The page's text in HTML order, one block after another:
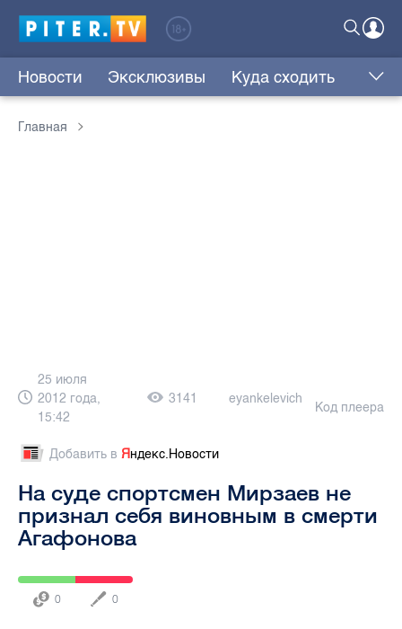
Новости Эксклюзивы Куда сходить
Главная
25 июля
2012 года,
15:42
3141 eyankelevich
Код плеера
Добавить в Яндекс.Новости
На суде спортсмен Мирзаев не
признал себя виновным в смерти
Агафонова
0 0